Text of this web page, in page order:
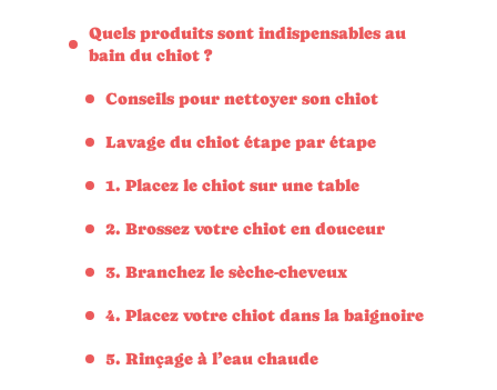
Quels produits sont indispensables au
bain du chiot ?
Conseils pour nettoyer son chiot
Lavage du chiot étape par étape
1. Placez le chiot sur une table
2. Brossez votre chiot en douceur
3. Branchez le sèche-cheveux
4. Placez votre chiot dans la baignoire
5. Rinçage à l’eau chaude